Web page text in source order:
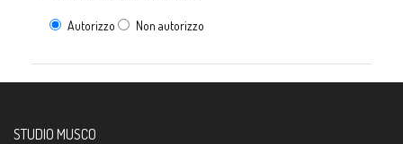
Autorizzo Non autorizzo
STUDIO MUSCO